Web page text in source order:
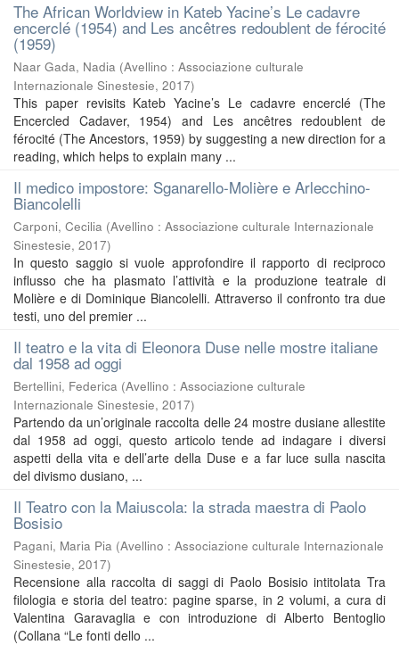
The African Worldview in Kateb Yacine’s Le cadavre
encerclé (1954) and Les ancêtres redoublent de férocité
(1959)
Naar Gada, Nadia (Avellino : Associazione culturale
Internazionale Sinestesie, 2017)
This paper revisits Kateb Yacine’s Le cadavre encerclé (The
Encercled Cadaver, 1954) and Les ancêtres redoublent de
férocité (The Ancestors, 1959) by suggesting a new direction for a
reading, which helps to explain many ...
Il medico impostore: Sganarello-Molière e Arlecchino-
Biancolelli
Carponi, Cecilia (Avellino : Associazione culturale Internazionale
Sinestesie, 2017)
In questo saggio si vuole approfondire il rapporto di reciproco
influsso che ha plasmato l’attività e la produzione teatrale di
Molière e di Dominique Biancolelli. Attraverso il confronto tra due
testi, uno del premier ...
Il teatro e la vita di Eleonora Duse nelle mostre italiane
dal 1958 ad oggi
Bertellini, Federica (Avellino : Associazione culturale
Internazionale Sinestesie, 2017)
Partendo da un’originale raccolta delle 24 mostre dusiane allestite
dal 1958 ad oggi, questo articolo tende ad indagare i diversi
aspetti della vita e dell’arte della Duse e a far luce sulla nascita
del divismo dusiano, ...
Il Teatro con la Maiuscola: la strada maestra di Paolo
Bosisio
Pagani, Maria Pia (Avellino : Associazione culturale Internazionale
Sinestesie, 2017)
Recensione alla raccolta di saggi di Paolo Bosisio intitolata Tra
filologia e storia del teatro: pagine sparse, in 2 volumi, a cura di
Valentina Garavaglia e con introduzione di Alberto Bentoglio
(Collana “Le fonti dello ...